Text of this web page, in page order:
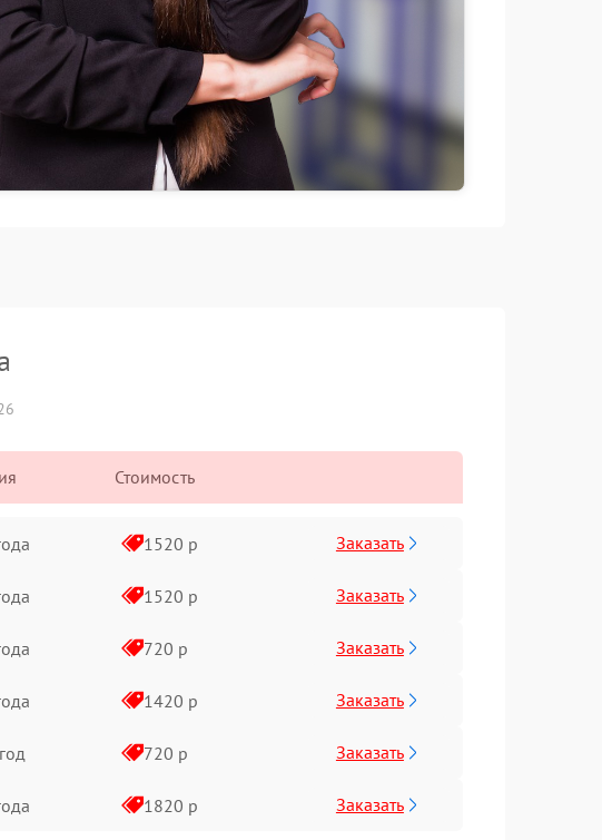
Стоимость
1520 р Заказать
1520 р Заказать
720 р Заказать
1420 р Заказать
720 р Заказать
1820 р Заказать